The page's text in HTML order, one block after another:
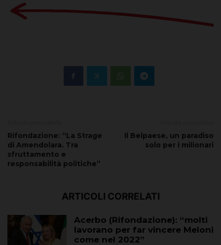
Rifondazione: “La Strage
di Amendolara. Tra
sfruttamento e
responsabilità politiche”
Il Belpaese, un paradiso
solo per i milionari
ARTICOLI CORRELATI
Acerbo (Rifondazione): “molti
lavorano per far vincere Meloni
come nel 2022”